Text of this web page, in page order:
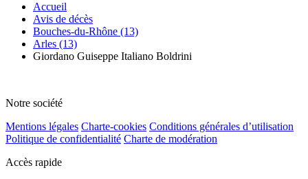
Accueil
Avis de décès
Bouches-du-Rhône (13)
Arles (13)
Giordano Guiseppe Italiano Boldrini
Notre société
Mentions légales Charte-cookies Conditions générales d’utilisation
Politique de confidentialité Charte de modération
Accès rapide